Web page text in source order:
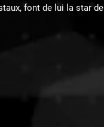
font de lui la star de